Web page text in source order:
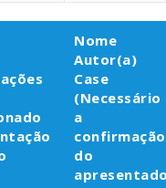
Nome
Autor(a)
Case
(Necessário
a
confirmação
do